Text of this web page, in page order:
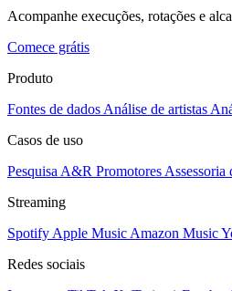
Acompanhe execuções, rotações e
Comece grátis
Produto
Fontes de dados Análise de artistas
Casos de uso
Pesquisa A&R Promotores Assessoria
Streaming
Spotify Apple Music Amazon Music
Redes sociais